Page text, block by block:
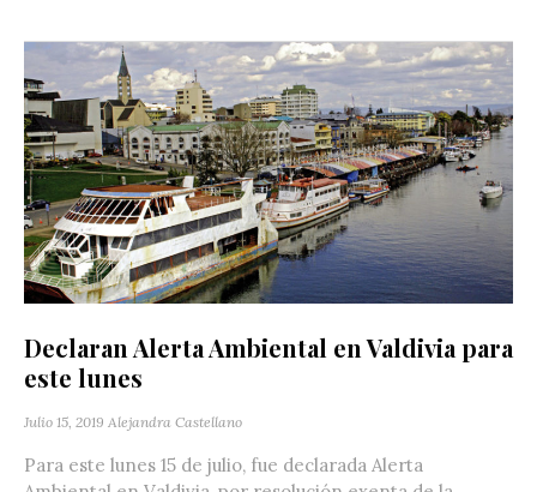
Declaran Alerta Ambiental en Valdivia para
este lunes
Julio 15, 2019 Alejandra Castellano
Para este lunes 15 de julio, fue declarada Alerta